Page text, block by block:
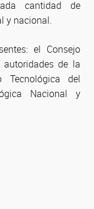
cantidad de
y nacional.
el Consejo
autoridades de la
Tecnológica del
Nacional y